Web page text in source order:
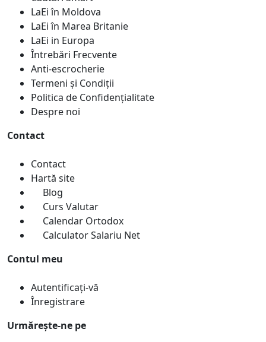
LaEi în Moldova
LaEi în Marea Britanie
LaEi in Europa
Întrebări Frecvente
Anti-escrocherie
Termeni și Condiții
Politica de Confidențialitate
Despre noi
Contact
Contact
Hartă site
Blog
Curs Valutar
Calendar Ortodox
Calculator Salariu Net
Contul meu
Autentificați-vă
Înregistrare
Urmărește-ne pe